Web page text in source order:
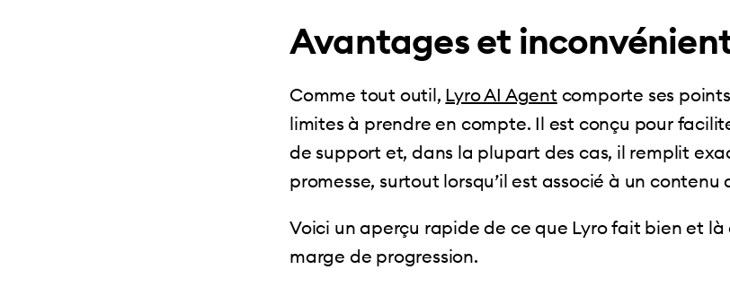
Avantages et
Comme tout outil, Lyro AI Agent comporte ses
limites à prendre en compte. Il est conçu pour
de support et, dans la plupart des cas, il remplit
promesse, surtout lorsqu’il est associé à un contenu
Voici un aperçu rapide de ce que Lyro fait bien et là
marge de progression.